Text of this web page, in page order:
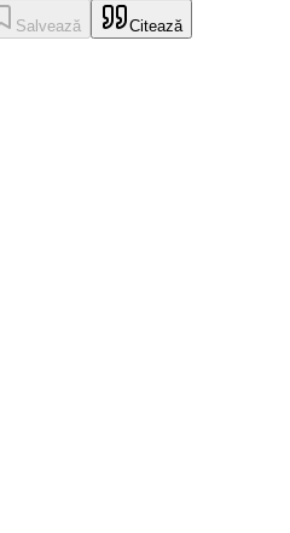
Salvează Citează